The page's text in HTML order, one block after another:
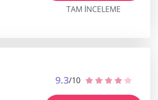
TAM INCELEME
9.3/10